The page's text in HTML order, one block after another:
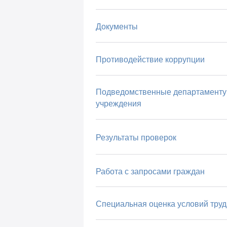
Документы
Противодействие коррупции
Подведомственные департаменту
учреждения
Результаты проверок
Работа с запросами граждан
Специальная оценка условий